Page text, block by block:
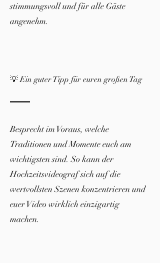
stimmungsvoll und für alle Gäste
angenehm.
💡 Ein guter Tipp für euren großen Tag
Besprecht im Voraus, welche
Traditionen und Momente euch am
wichtigsten sind. So kann der
Hochzeitsvideograf sich auf die
wertvollsten Szenen konzentrieren und
euer Video wirklich einzigartig
machen.